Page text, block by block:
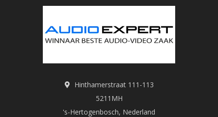
Hinthamerstraat 111-113
5211MH
's-Hertogenbosch, Nederland